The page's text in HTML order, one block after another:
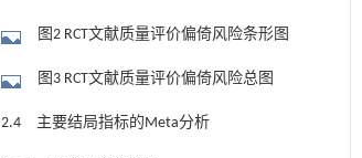
图2 RCT文献质量评价偏倚风险条形图
图3 RCT文献质量评价偏倚风险总图
2.4 主要结局指标的Meta分析